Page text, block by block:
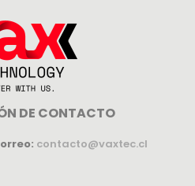
DE CONTACTO
contacto@vaxtec.cl